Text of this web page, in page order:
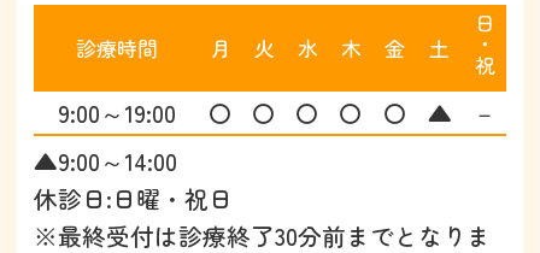
▲9:00～14:00
休診日:日曜・祝日
※最終受付は診療終了30分前までとなりま
診療時間 月 火 水 木 金 土 日･祝
9:00～19:00 〇 〇 〇 〇 〇 ▲ －